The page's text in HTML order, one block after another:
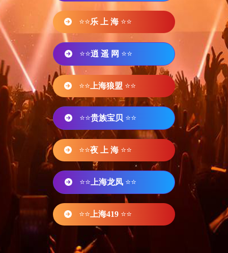
⭐⭐乐 上 海 ⭐⭐
⭐⭐逍 遥 网 ⭐⭐
⭐⭐ 上海狼盟 ⭐⭐
⭐⭐贵族宝贝 ⭐⭐
⭐⭐夜 上 海 ⭐⭐
⭐⭐ 上海龙凤 ⭐⭐
⭐⭐ 上海419 ⭐⭐